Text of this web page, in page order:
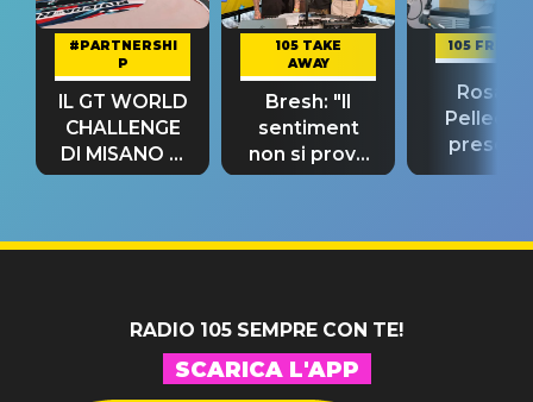
#PARTNERSHI
P
IL GT WORLD
CHALLENGE
DI MISANO si
riconferma
105 TAKE
AWAY
Bresh: "Il
sentiment
non si prova
fino alla notte
105
Rosario
“Così
RADIO 105 SEMPRE CON TE!
SCARICA L'APP